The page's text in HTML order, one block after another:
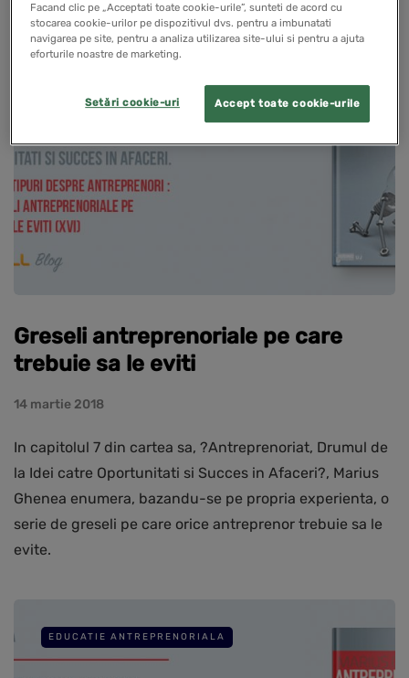
EDUCATIE ANTREPRENORIALA
Greseli antreprenoriale pe care
trebuie sa le eviti
14 martie 2018
In capitolul 7 din cartea sa, ?Antreprenoriat, Drumul de
la Idei catre Oportunitati si Succes in Afaceri?, Marius
Ghenea enumera, bazandu-se pe propria experienta, o
serie de greseli pe care orice antreprenor trebuie sa le
evite.
EDUCATIE ANTREPRENORIALA
Facand clic pe „Acceptati toate cookie-urile”, sunteti de acord cu
stocarea cookie-urilor pe dispozitivul dvs. pentru a imbunatati
navigarea pe site, pentru a analiza utilizarea site-ului si pentru a ajuta
eforturile noastre de marketing.
Accept toate cookie-urile
Setări cookie-uri